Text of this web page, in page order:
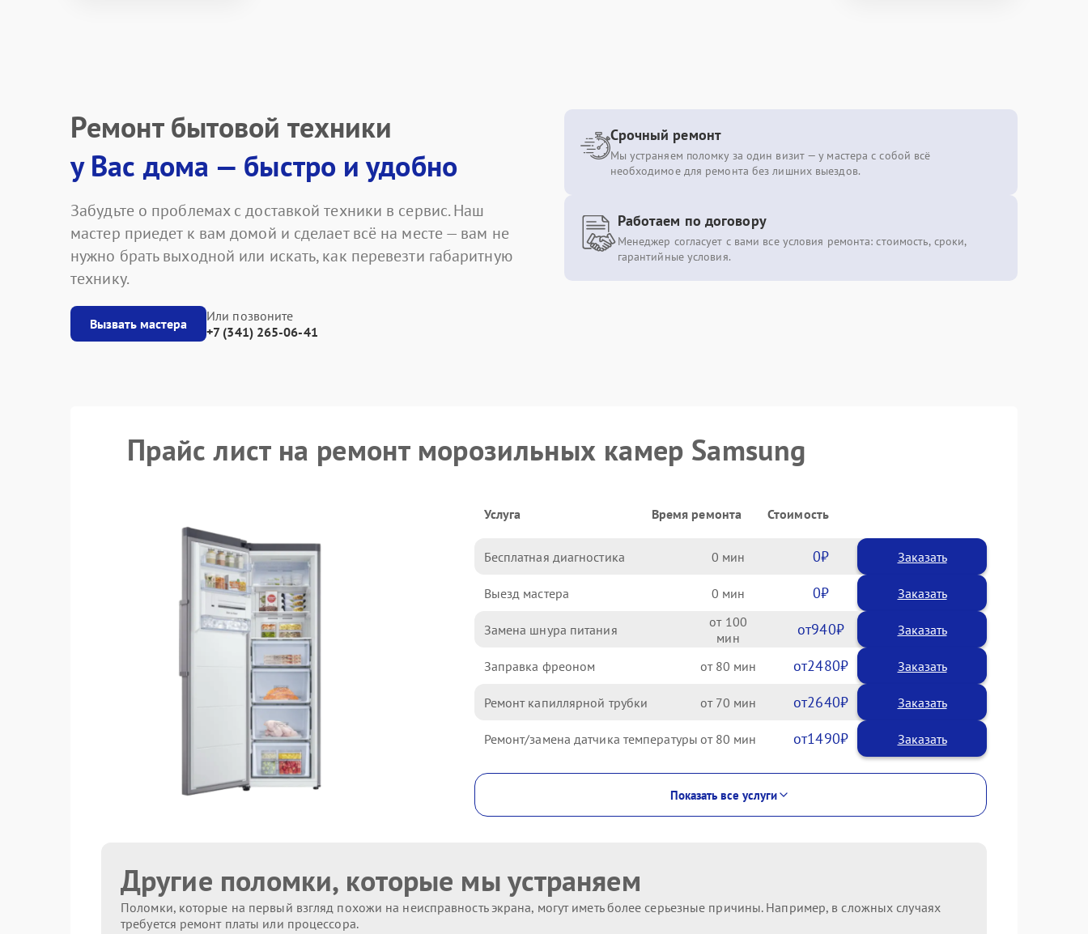
Ремонт бытовой техники
у Вас дома — быстро и удобно
Забудьте о проблемах с доставкой техники в сервис. Наш
мастер приедет к вам домой и сделает всё на месте — вам не
нужно брать выходной или искать, как перевезти габаритную
технику.
Вызвать мастера
Или позвоните
+7 (341) 265-06-41
Срочный ремонт
Мы устраняем поломку за один визит — у мастера с собой всё
необходимое для ремонта без лишних выездов.
Работаем по договору
Менеджер согласует с вами все условия ремонта: стоимость, сроки,
гарантийные условия.
Прайс лист на ремонт морозильных камер Samsung
Услуга Время ремонта Стоимость
Бесплатная диагностика 0 0 Заказать
Выезд мастера 0 0 Заказать
Замена шнура питания 100 940
Заправка фреоном 80 2480
Ремонт капиллярной трубки 70 2640
Ремонт/замена датчика температуры 80 1490
Показать все услуги
Другие поломки, которые мы устраняем
Поломки, которые на первый взгляд похожи на неисправность экрана, могут иметь более серьезные причины. Например, в сложных случаях
требуется ремонт платы или процессора.